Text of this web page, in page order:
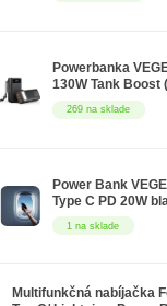
269 na sklade
Powerbanka
130W Tank Boost
1 na sklade
Power Bank
Type C PD 20W
Multifunkčná nabíjačka